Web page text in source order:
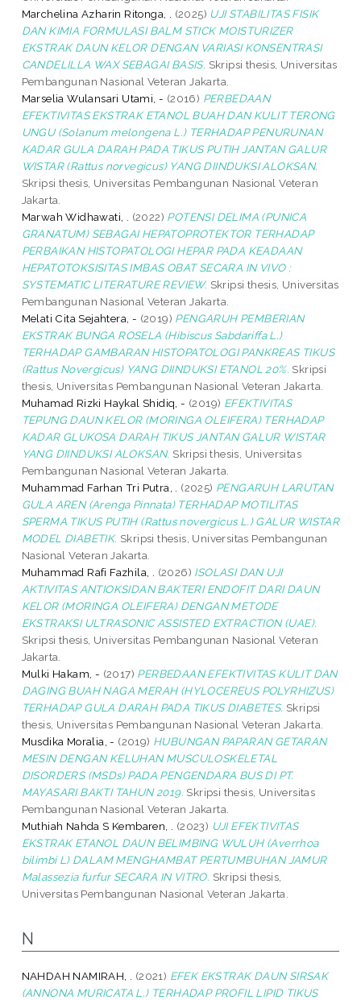
Marchelina Azharin Ritonga, .
(2025) UJI STABILITAS FISIK
DAN KIMIA FORMULASI BALM STICK MOISTURIZER
EKSTRAK DAUN KELOR DENGAN VARIASI KONSENTRASI
CANDELILLA WAX SEBAGAI BASIS. Skripsi thesis, Universitas
Pembangunan Nasional Veteran Jakarta.
Marselia Wulansari Utami, - (2016) PERBEDAAN
EFEKTIVITAS EKSTRAK ETANOL BUAH DAN KULIT TERONG
UNGU (Solanum melongena L.) TERHADAP PENURUNAN
KADAR GULA DARAH PADA TIKUS PUTIH JANTAN GALUR
WISTAR (Rattus norvegicus) YANG DIINDUKSI ALOKSAN.
Skripsi thesis, Universitas Pembangunan Nasional Veteran
Jakarta.
Marwah Widhawati, .
(2022) POTENSI DELIMA (PUNICA
GRANATUM) SEBAGAI HEPATOPROTEKTOR TERHADAP
PERBAIKAN HISTOPATOLOGI HEPAR PADA KEADAAN
HEPATOTOKSISITAS IMBAS OBAT SECARA IN VIVO :
SYSTEMATIC LITERATURE REVIEW. Skripsi thesis, Universitas
Pembangunan Nasional Veteran Jakarta.
Melati Cita Sejahtera, - (2019) PENGARUH PEMBERIAN
EKSTRAK BUNGA ROSELA (Hibiscus Sabdariffa L.)
TERHADAP GAMBARAN HISTOPATOLOGI PANKREAS TIKUS
(Rattus Novergicus) YANG DIINDUKSI ETANOL 20%. Skripsi
thesis, Universitas Pembangunan Nasional Veteran Jakarta.
Muhamad Rizki Haykal Shidiq, - (2019) EFEKTIVITAS
TEPUNG DAUN KELOR (MORINGA OLEIFERA) TERHADAP
KADAR GLUKOSA DARAH TIKUS JANTAN GALUR WISTAR
YANG DIINDUKSI ALOKSAN. Skripsi thesis, Universitas
Pembangunan Nasional Veteran Jakarta.
Muhammad Farhan Tri Putra, .
(2025) PENGARUH LARUTAN
GULA AREN (Arenga Pinnata) TERHADAP MOTILITAS
SPERMA TIKUS PUTIH (Rattus novergicus L.) GALUR WISTAR
MODEL DIABETIK. Skripsi thesis, Universitas Pembangunan
Nasional Veteran Jakarta.
Muhammad Rafi Fazhila, .
(2026) ISOLASI DAN UJI
AKTIVITAS ANTIOKSIDAN BAKTERI ENDOFIT DARI DAUN
KELOR (MORINGA OLEIFERA) DENGAN METODE
EKSTRAKSI ULTRASONIC ASSISTED EXTRACTION (UAE).
Skripsi thesis, Universitas Pembangunan Nasional Veteran
Jakarta.
Mulki Hakam, - (2017) PERBEDAAN EFEKTIVITAS KULIT DAN
DAGING BUAH NAGA MERAH (HYLOCEREUS POLYRHIZUS)
TERHADAP GULA DARAH PADA TIKUS DIABETES. Skripsi
thesis, Universitas Pembangunan Nasional Veteran Jakarta.
Musdika Moralia, - (2019) HUBUNGAN PAPARAN GETARAN
MESIN DENGAN KELUHAN MUSCULOSKELETAL
DISORDERS (MSDs) PADA PENGENDARA BUS DI PT.
MAYASARI BAKTI TAHUN 2019. Skripsi thesis, Universitas
Pembangunan Nasional Veteran Jakarta.
Muthiah Nahda S Kembaren, .
(2023) UJI EFEKTIVITAS
EKSTRAK ETANOL DAUN BELIMBING WULUH (Averrhoa
bilimbi L) DALAM MENGHAMBAT PERTUMBUHAN JAMUR
Malassezia furfur SECARA IN VITRO. Skripsi thesis,
Universitas Pembangunan Nasional Veteran Jakarta.
N
NAHDAH NAMIRAH, . (2021) EFEK EKSTRAK DAUN SIRSAK
(ANNONA MURICATA L.) TERHADAP PROFIL LIPID TIKUS